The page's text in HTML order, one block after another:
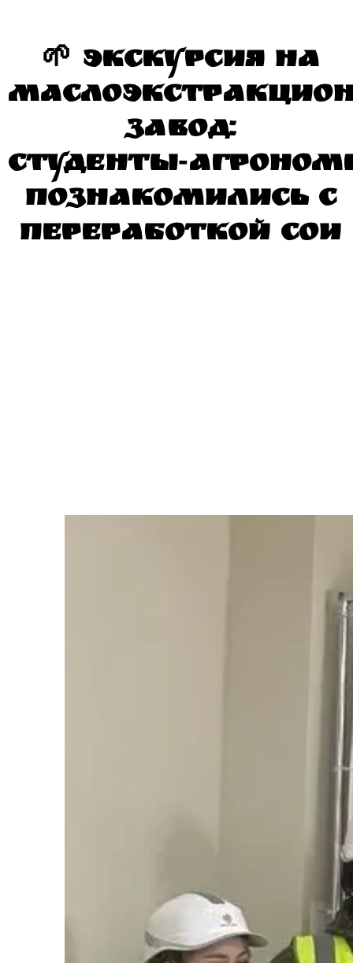
🌱 Экскурсия на
завод:
познакомились с
переработкой сои